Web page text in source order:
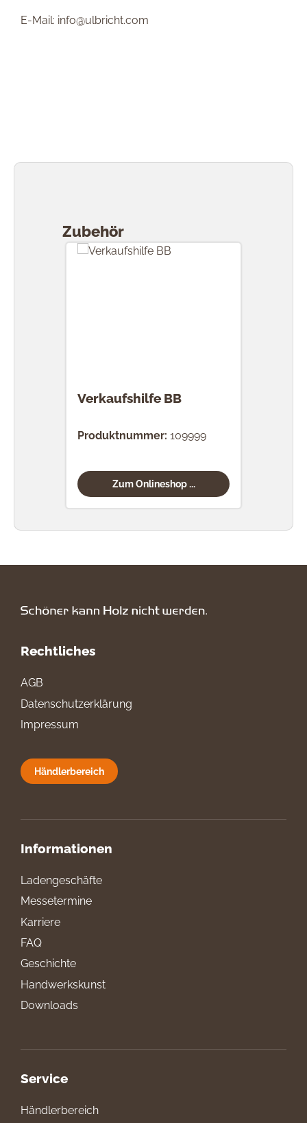
E-Mail: info@ulbricht.com
Zubehör
Verkaufshilfe BB
Produktnummer: 109999
Zum Onlineshop ...
Rechtliches
AGB
Datenschutzerklärung
Impressum
Händlerbereich
Informationen
Ladengeschäfte
Messetermine
Karriere
FAQ
Geschichte
Handwerkskunst
Downloads
Service
Händlerbereich